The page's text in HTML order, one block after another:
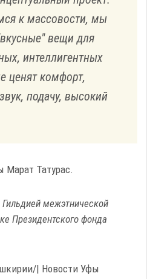
к массовости, мы
вещи для
интеллигентных
ценят комфорт,
подачу, высокий
Марат Татурас.
Гильдией межэтнической
Президентского фонда
| Новости Уфы